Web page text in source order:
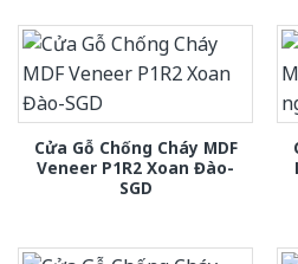
Cửa Gỗ Chống Cháy MDF
Veneer P1R2 Xoan Đào-
SGD